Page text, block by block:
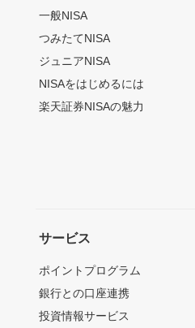
一般NISA
つみたてNISA
ジュニアNISA
NISAをはじめるには
楽天証券NISAの魅力
サービス
ポイントプログラム
銀行との口座連携
投資情報サービス